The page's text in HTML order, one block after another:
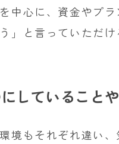
中心に、資金やプ
」と言っていただけ
していること
境もそれぞれ違い